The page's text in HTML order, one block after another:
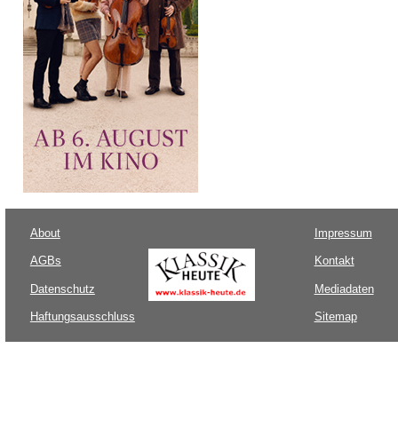
About
AGBs
Datenschutz
Haftungsausschluss
Impressum
Kontakt
Mediadaten
Sitemap